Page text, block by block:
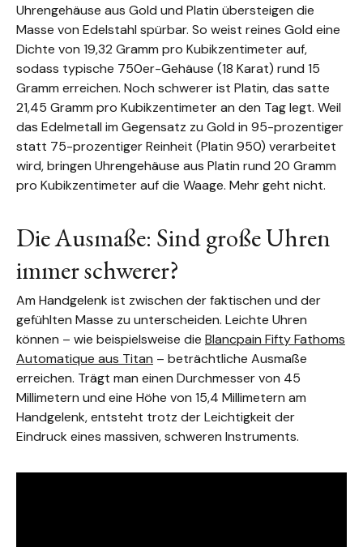
Uhrengehäuse aus Gold und Platin übersteigen die
Masse von Edelstahl spürbar. So weist reines Gold eine
Dichte von 19,32 Gramm pro Kubikzentimeter auf,
sodass typische 750er-Gehäuse (18 Karat) rund 15
Gramm erreichen. Noch schwerer ist Platin, das satte
21,45 Gramm pro Kubikzentimeter an den Tag legt. Weil
das Edelmetall im Gegensatz zu Gold in 95-prozentiger
statt 75-prozentiger Reinheit (Platin 950) verarbeitet
wird, bringen Uhrengehäuse aus Platin rund 20 Gramm
pro Kubikzentimeter auf die Waage. Mehr geht nicht.
Die Ausmaße: Sind große Uhren
immer schwerer?
Am Handgelenk ist zwischen der faktischen und der
gefühlten Masse zu unterscheiden. Leichte Uhren
können – wie beispielsweise die Blancpain Fifty Fathoms
Automatique aus Titan – beträchtliche Ausmaße
erreichen. Trägt man einen Durchmesser von 45
Millimetern und eine Höhe von 15,4 Millimetern am
Handgelenk, entsteht trotz der Leichtigkeit der
Eindruck eines massiven, schweren Instruments.